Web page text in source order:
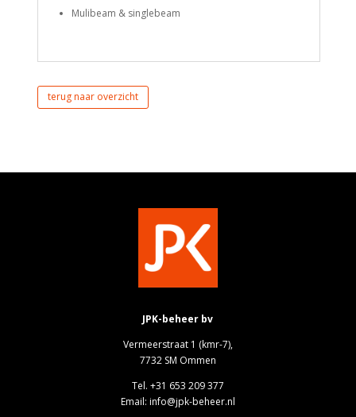
Mulibeam & singlebeam
terug naar overzicht
JPK-beheer bv
Vermeerstraat 1 (kmr-7),
7732 SM Ommen
Tel. +31 653 209 377
Email: info@jpk-beheer.nl